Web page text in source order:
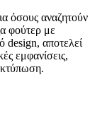
όσους αναζητούν
φούτερ με
design, αποτελεί
εμφανίσεις,